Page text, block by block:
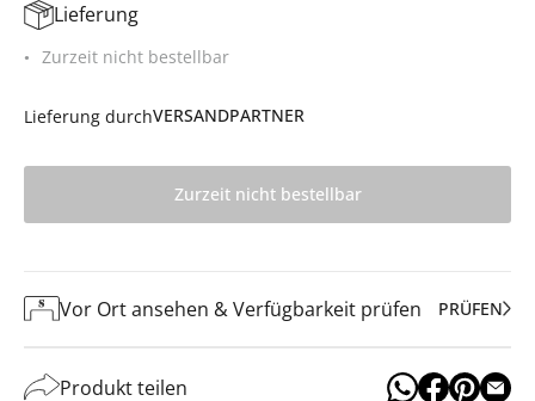
Lieferung
Zurzeit nicht bestellbar
Lieferung durchVERSANDPARTNER
Zurzeit nicht bestellbar
Vor Ort ansehen & Verfügbarkeit prüfen PRÜFEN
Produkt teilen